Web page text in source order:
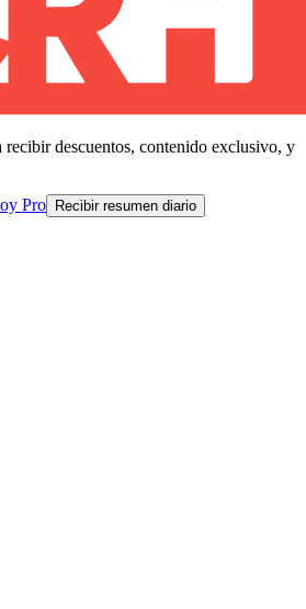
recibir descuentos, contenido exclusivo, y
Pro Recibir resumen diario